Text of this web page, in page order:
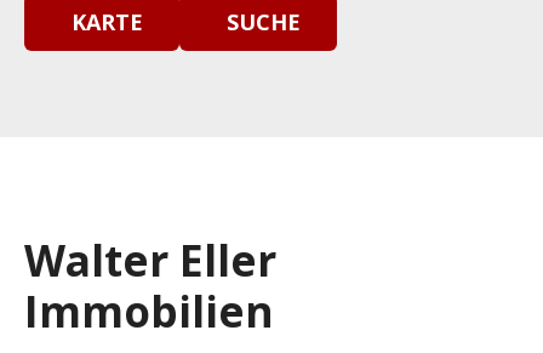
KARTE SUCHE
Walter Eller
Immobilien